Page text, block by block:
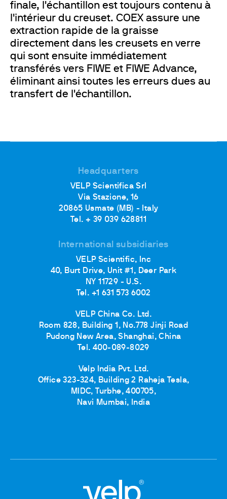
finale, l'échantillon est toujours contenu à
l'intérieur du creuset. COEX assure une
extraction rapide de la graisse
directement dans les creusets en verre
qui sont ensuite immédiatement
transférés vers FIWE et FIWE Advance,
éliminant ainsi toutes les erreurs dues au
transfert de l'échantillon.
Headquarters
VELP Scientifica Srl
Via Stazione, 16
20865 Usmate (MB) - Italy
Tel. + 39 039 628811
International subsidiaries
VELP Scientific, Inc
40, Burt Drive, Unit #1, Deer Park
NY 11729 - U.S.
Tel. +1 631 573 6002
VELP China Co. Ltd.
Room 828, Building 1, No.778 Jinji Road
Pudong New Area, Shanghai, China
Tel. 400-089-8029
Velp India Pvt. Ltd.
Office 323-324, Building 2 Raheja Tesla,
MIDC, Turbhe, 400705,
Navi Mumbai, India